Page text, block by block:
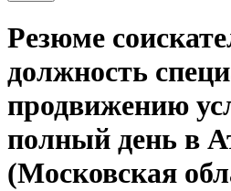
Резюме
должность
продвижению
полный день в
(Московская